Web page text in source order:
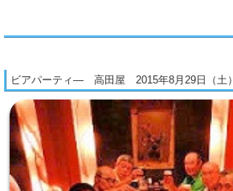
ビアパーティ― 高田屋 2015年8月29日（土）